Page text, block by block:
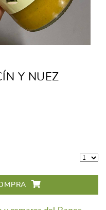
Y NUEZ